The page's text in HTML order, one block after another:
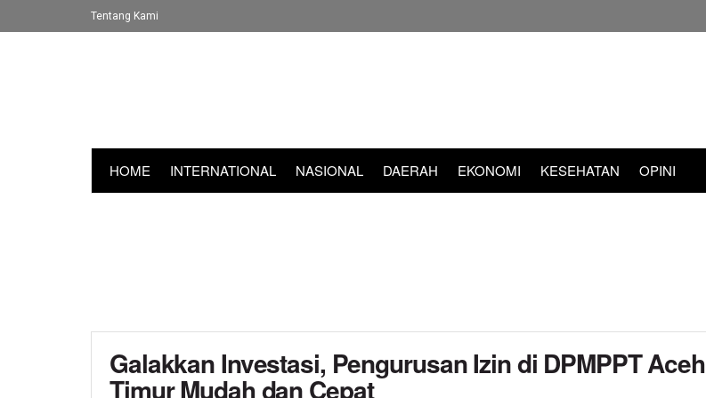
Tentang Kami
HOME INTERNATIONAL NASIONAL DAERAH EKONOMI KESEHATAN OPINI
Galakkan Investasi, Pengurusan Izin di DPMPPT Aceh
Timur Mudah dan Cepat